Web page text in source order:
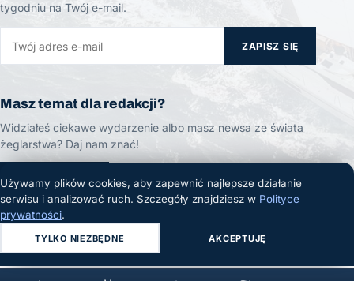
tygodniu na Twój e-mail.
ZAPISZ SIĘ
Masz temat dla redakcji?
Widziałeś ciekawe wydarzenie albo masz newsa ze świata
żeglarstwa? Daj nam znać!
ZGŁOŚ TEMAT
© 2026 Żeglarski.info. Wszelkie prawa zastrzeżone.
Używamy plików cookies, aby zapewnić najlepsze działanie
serwisu i analizować ruch. Szczegóły znajdziesz w Polityce
prywatności.
TYLKO NIEZBĘDNE AKCEPTUJĘ